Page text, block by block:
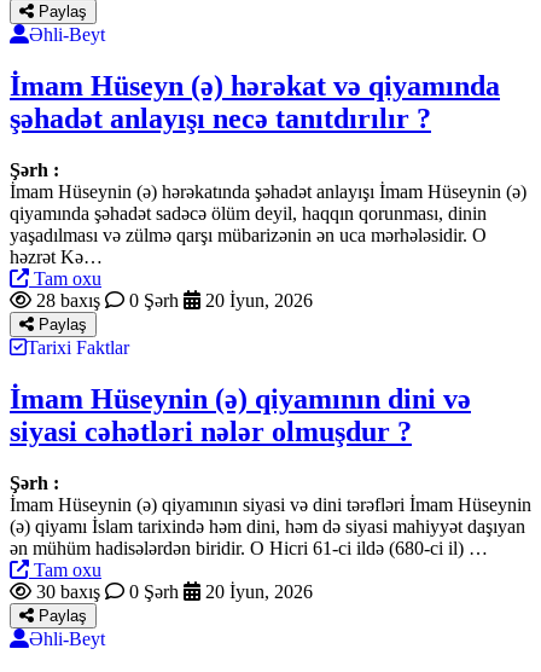
Paylaş
Əhli-Beyt
İmam Hüseyn (ə) hərəkat və qiyamında
şəhadət anlayışı necə tanıtdırılır ?
Şərh :
İmam Hüseynin (ə) hərəkatında şəhadət anlayışı İmam Hüseynin (ə)
qiyamında şəhadət sadəcə ölüm deyil, haqqın qorunması, dinin
yaşadılması və zülmə qarşı mübarizənin ən uca mərhələsidir. O
həzrət Kə…
Tam oxu
28 baxış
0 Şərh 20 İyun, 2026
Paylaş
Tarixi Faktlar
İmam Hüseynin (ə) qiyamının dini və
siyasi cəhətləri nələr olmuşdur ?
Şərh :
İmam Hüseynin (ə) qiyamının siyasi və dini tərəfləri İmam Hüseynin
(ə) qiyamı İslam tarixində həm dini, həm də siyasi mahiyyət daşıyan
ən mühüm hadisələrdən biridir. O Hicri 61-ci ildə (680-ci il) …
Tam oxu
30 baxış
0 Şərh 20 İyun, 2026
Paylaş
Əhli-Beyt